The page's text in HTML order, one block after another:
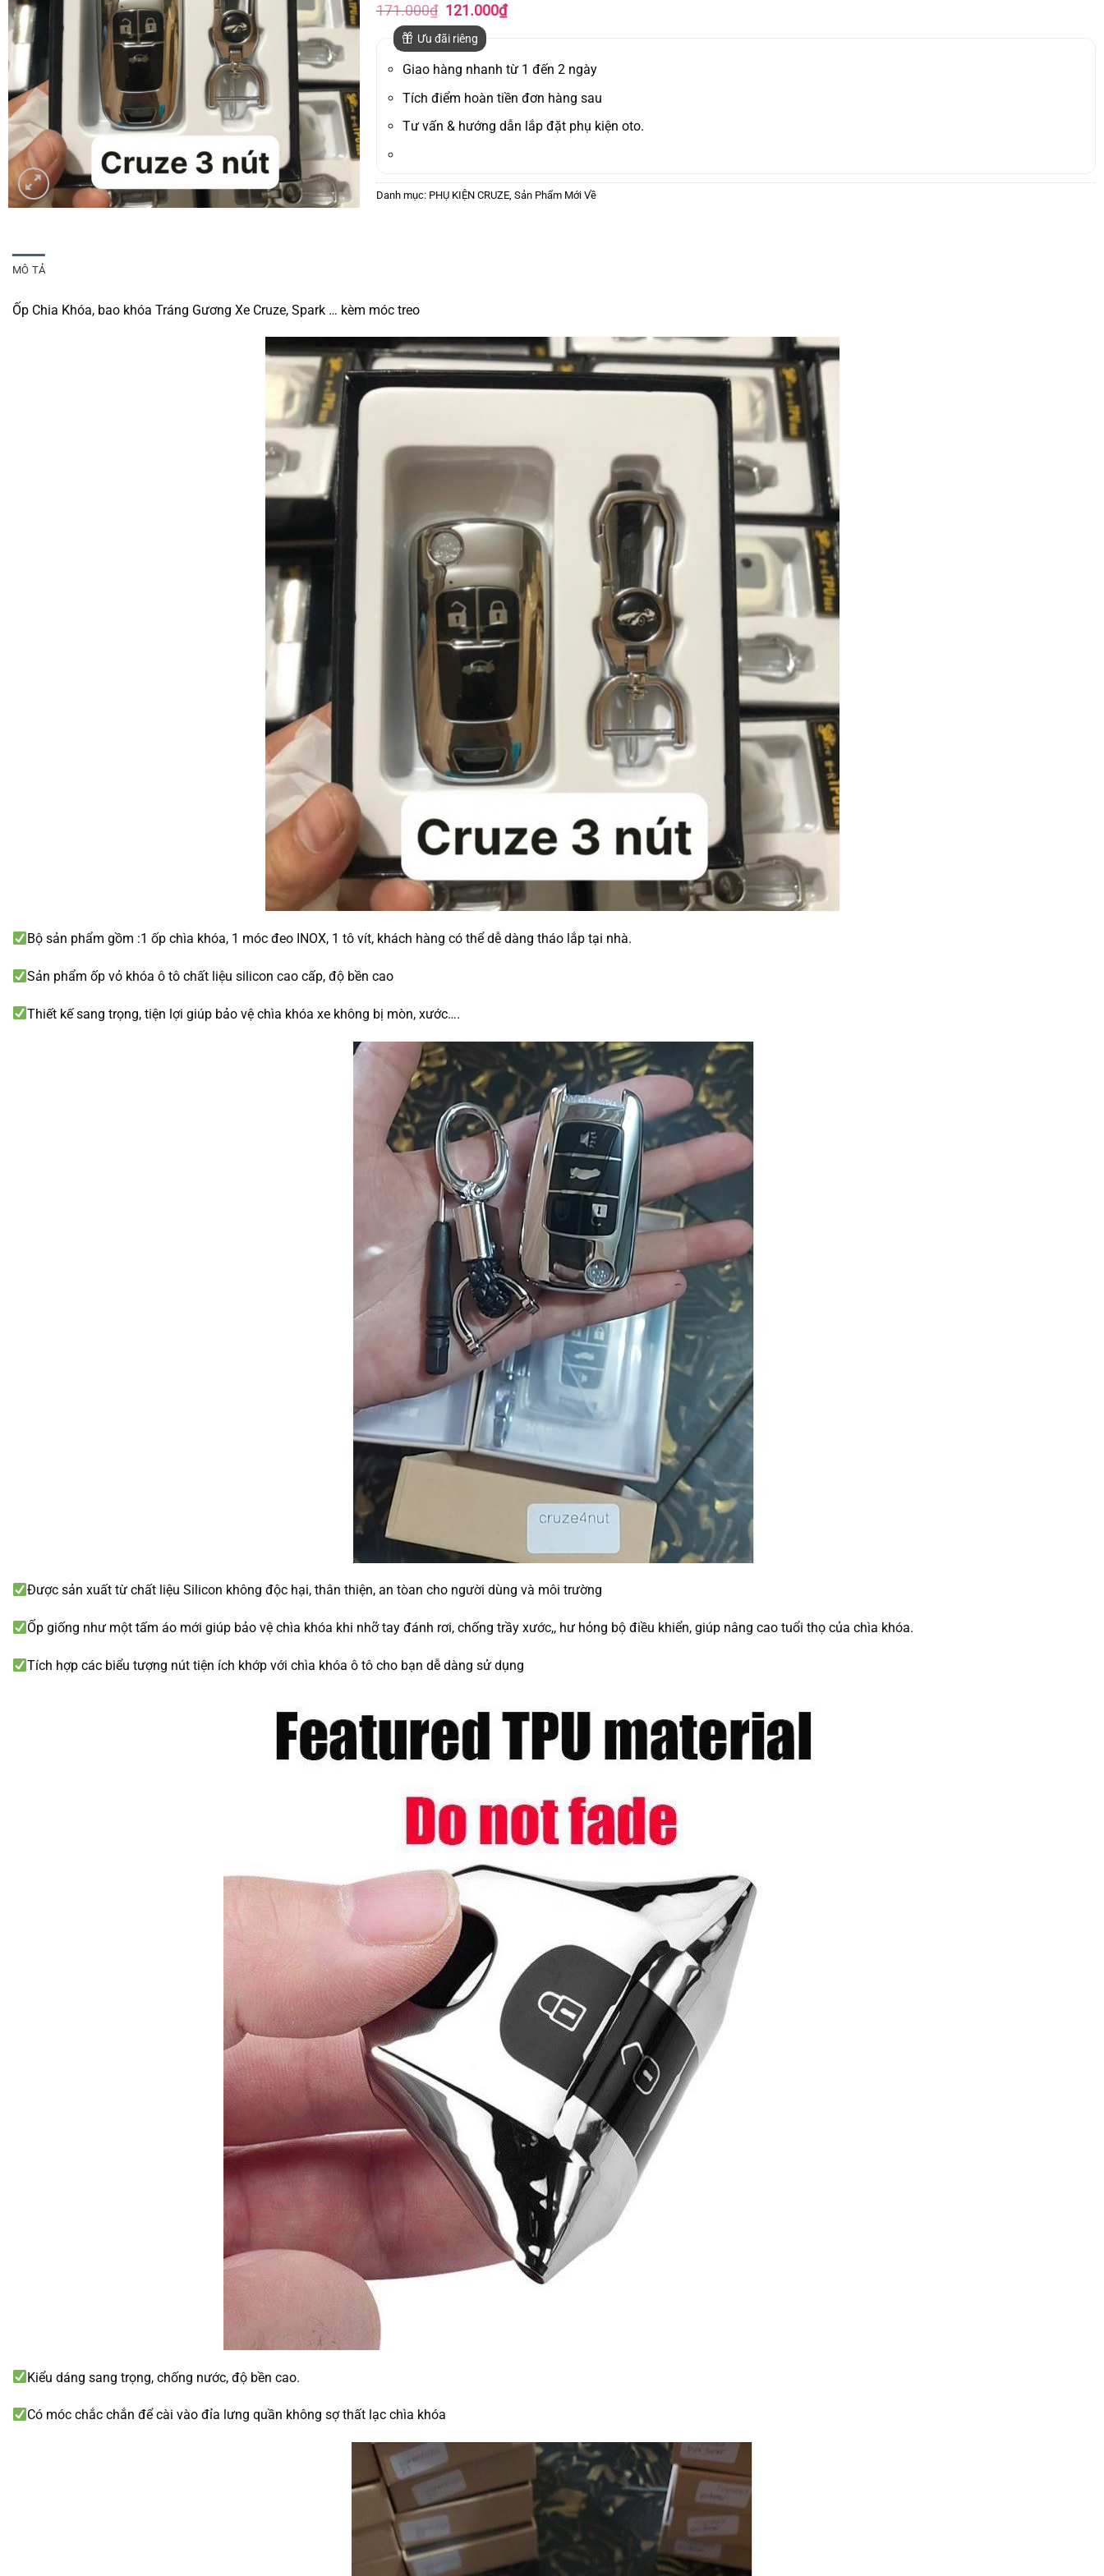
171.000₫ Giá
gốc
là:
171.000₫.
121.000₫Giá
121.000₫.
Ưu đãi riêng
Giao hàng nhanh từ 1 đến 2 ngày
Tích điểm hoàn tiền đơn hàng sau
Tư vấn & hướng dẫn lắp đặt phụ kiện oto.
Danh mục: PHỤ KIỆN CRUZE, Sản Phẩm Mới Về
MÔ TẢ
Ốp Chia Khóa, bao khóa Tráng Gương Xe Cruze, Spark … kèm móc treo
Bộ sản phẩm gồm :1 ốp chìa khóa, 1 móc đeo INOX, 1 tô vít, khách hàng có thể dễ dàng tháo lắp tại nhà.
Sản phẩm ốp vỏ khóa ô tô chất liệu silicon cao cấp, độ bền cao
Thiết kế sang trọng, tiện lợi giúp bảo vệ chìa khóa xe không bị mòn, xước….
Được sản xuất từ chất liệu Silicon không độc hại, thân thiện, an tòan cho người dùng và môi trường
Ốp giống như một tấm áo mới giúp bảo vệ chìa khóa khi nhỡ tay đánh rơi, chống trầy xước,, hư hỏng bộ điều khiển, giúp nâng cao tuổi thọ của chìa khóa.
Tích hợp các biểu tượng nút tiện ích khớp với chìa khóa ô tô cho bạn dễ dàng sử dụng
Kiểu dáng sang trọng, chống nước, độ bền cao.
Có móc chắc chắn để cài vào đỉa lưng quần không sợ thất lạc chìa khóa